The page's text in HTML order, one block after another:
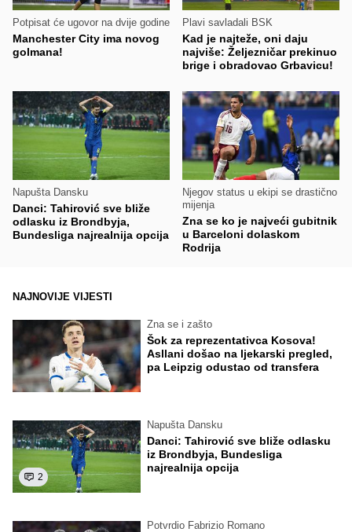
Potpisat će ugovor na dvije godine
Manchester City ima novog
golmana!
Plavi savladali BSK
Kad je najteže, oni daju
najviše: Željezničar prekinuo
brige i obradovao Grbavicu!
Napušta Dansku
Danci: Tahirović sve bliže
odlasku iz Brondbyja,
Bundesliga najrealnija opcija
Njegov status u ekipi se drastično
mijenja
Zna se ko je najveći gubitnik
u Barceloni dolaskom
Rodrija
NAJNOVIJE VIJESTI
Zna se i zašto
Šok za reprezentativca Kosova!
Asllani došao na ljekarski pregled,
pa Leipzig odustao od transfera
2
Napušta Dansku
Danci: Tahirović sve bliže odlasku
iz Brondbyja, Bundesliga
najrealnija opcija
Potvrdio Fabrizio Romano